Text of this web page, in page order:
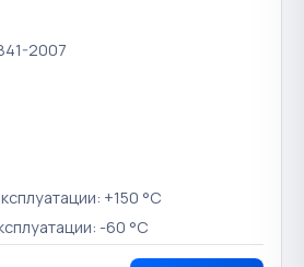
2007
+150 °С
-60 °С